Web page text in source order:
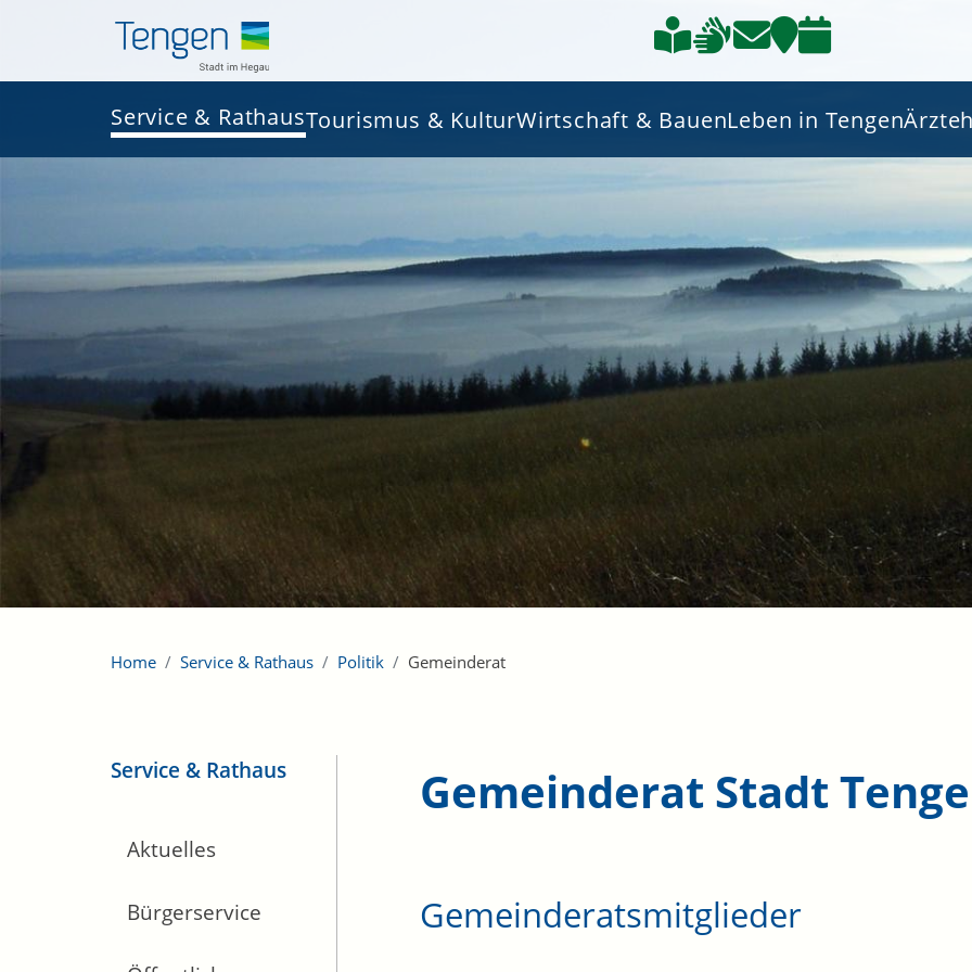
Service & RathausTourismus & KulturWirtschaft & BauenLeben in Tengen
Home Service & Rathaus Politik Gemeinderat
Service & Rathaus
Aktuelles
Bürgerservice
Gemeinderat Stadt
Gemeinderatsmitglieder